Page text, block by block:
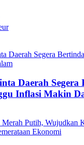
Daerah Segera
Inflasi Makin